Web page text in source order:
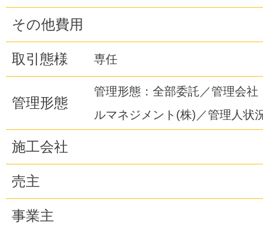
その他費用
取引態様 専任
管理形態
管理形態：全部委託／管理会社
ルマネジメント(株)／管理人状
施工会社
売主
事業主